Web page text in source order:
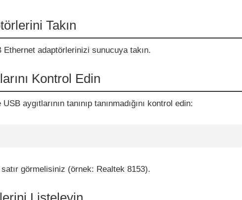
Takın
adaptörlerinizi sunucuya takın.
Kontrol Edin
aygıtlarının tanınıp tanınmadığını kontrol edin:
görmelisiniz (örnek: Realtek 8153).